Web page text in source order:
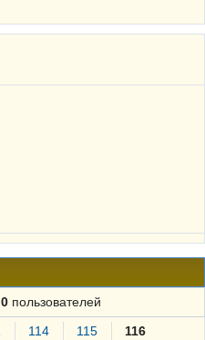
0пользователей
114 115
116